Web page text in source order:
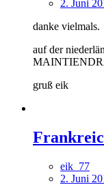
2. Juni
danke vielmals.
auf der
gruß eik
eik_77
2. Juni